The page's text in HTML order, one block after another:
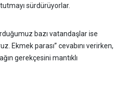
sürdürüyorlar.
bazı vatandaşlar ise
Ekmek parası” cevabını verirken,
gerekçesini mantıklı